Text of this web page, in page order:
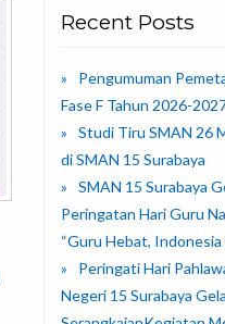
Recent Posts
Pengumuman
Fase F Tahun 2026-
Studi Tiru SMAN 26
di SMAN 15 Surabaya
SMAN 15 Surabaya
Peringatan Hari Guru
“Guru Hebat, Indonesia
Peringati Hari
Negeri 15 Surabaya